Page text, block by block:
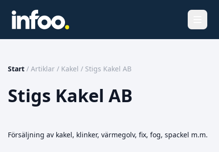
Start / Artiklar / Kakel / Stigs Kakel AB
Stigs Kakel AB
Försäljning av kakel, klinker, värmegolv, fix, fog, spackel m.m.